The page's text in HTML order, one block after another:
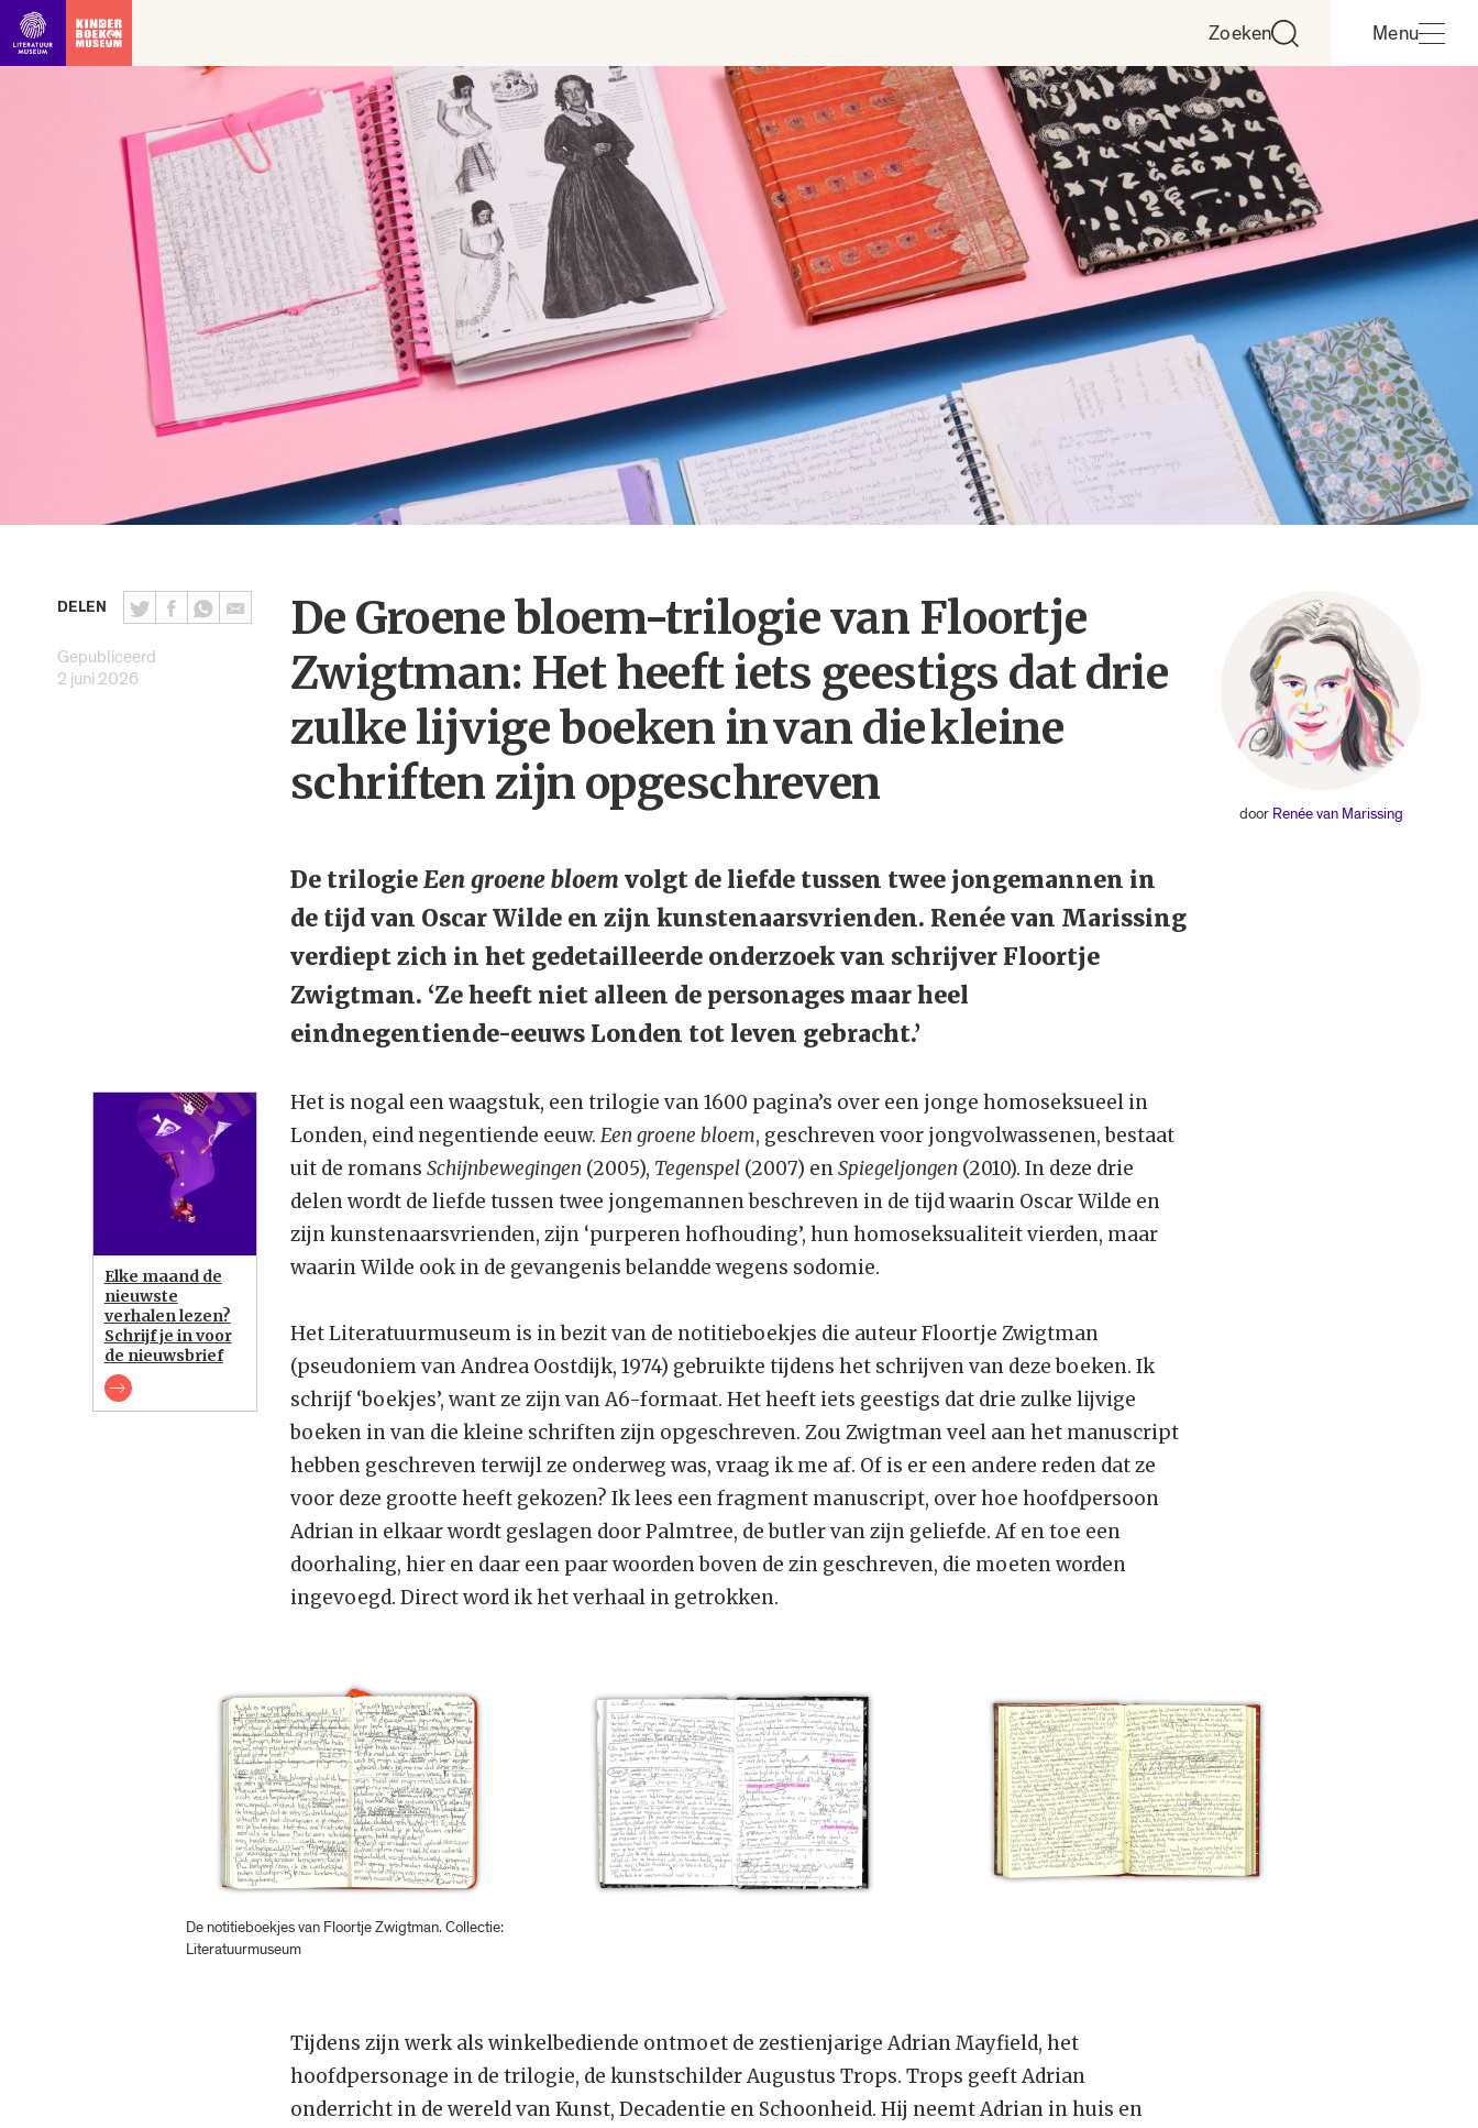
Ga direct naar inhoud Zoeken Menu
DELEN
Gepubliceerd
2 juni 2026
De Groene bloem-trilogie van Floortje
Zwigtman: Het heeft iets geestigs dat drie
zulke lijvige boeken in van die kleine
schriften zijn opgeschreven
De trilogieEen groene bloemvolgt de liefde tussen twee jongemannen in
de tijd van Oscar Wilde en zijn kunstenaarsvrienden. Renée van Marissing
verdiept zich in het gedetailleerde onderzoek van schrijver Floortje
Zwigtman. ‘Ze heeft niet alleen de personages maar heel
eindnegentiende-eeuws Londen tot leven gebracht.’
door Renée van Marissing
Elke maand de
nieuwste
verhalen lezen?
Schrijf je in voor
de nieuwsbrief
Het is nogal een waagstuk, een trilogie van 1600 pagina’s over een jonge homoseksueel in
Londen, eind negentiende eeuw. Een groene bloem, geschreven voor jongvolwassenen, bestaat
uit de romans Schijnbewegingen(2005), Tegenspel(2007) enSpiegeljongen(2010). In deze drie
delen wordt de liefde tussen twee jongemannen beschreven in de tijd waarin Oscar Wilde en
zijn kunstenaarsvrienden, zijn ‘purperen hofhouding’, hun homoseksualiteit vierden, maar
waarin Wilde ook in de gevangenis belandde wegens sodomie.
Het Literatuurmuseum is in bezit van de notitieboekjes die auteur Floortje Zwigtman
(pseudoniem van Andrea Oostdijk, 1974) gebruikte tijdens het schrijven van deze boeken. Ik
schrijf ‘boekjes’, want ze zijn van A6-formaat. Het heeft iets geestigs dat drie zulke lijvige
boeken in van die kleine schriften zijn opgeschreven. Zou Zwigtman veel aan het manuscript
hebben geschreven terwijl ze onderweg was, vraag ik me af. Of is er een andere reden dat ze
voor deze grootte heeft gekozen? Ik lees een fragment manuscript, over hoe hoofdpersoon
Adrian in elkaar wordt geslagen door Palmtree, de butler van zijn geliefde. Af en toe een
doorhaling, hier en daar een paar woorden boven de zin geschreven, die moeten worden
ingevoegd. Direct word ik het verhaal in getrokken.
De notitieboekjes van Floortje Zwigtman. Collectie:
Literatuurmuseum
Tijdens zijn werk als winkelbediende ontmoet de zestienjarige Adrian Mayfield, het
hoofdpersonage in de trilogie, de kunstschilder Augustus Trops. Trops geeft Adrian
onderricht in de wereld van Kunst, Decadentie en Schoonheid. Hij neemt Adrian in huis en